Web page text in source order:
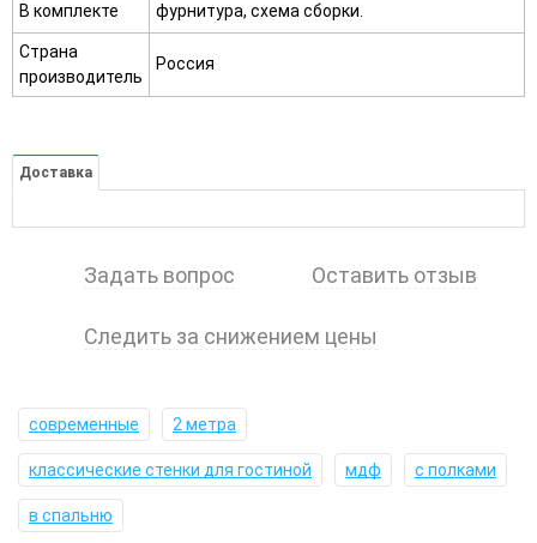
В комплекте фурнитура, схема сборки.
Страна
производитель
Россия
Доставка
Задать вопрос Оставить отзыв
Следить за снижением цены
современные 2 метра
классические стенки для гостиной мдф с полками
в спальню